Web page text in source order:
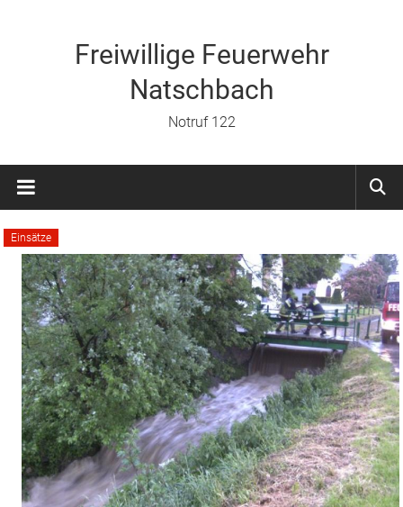
Freiwillige Feuerwehr
Natschbach
Notruf 122
Einsätze